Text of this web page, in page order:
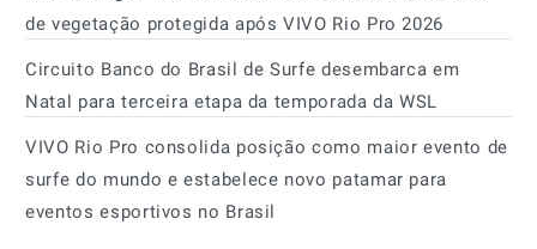
de vegetação protegida após VIVO Rio Pro 2026
Circuito Banco do Brasil de Surfe desembarca em
Natal para terceira etapa da temporada da WSL
VIVO Rio Pro consolida posição como maior evento de
surfe do mundo e estabelece novo patamar para
eventos esportivos no Brasil